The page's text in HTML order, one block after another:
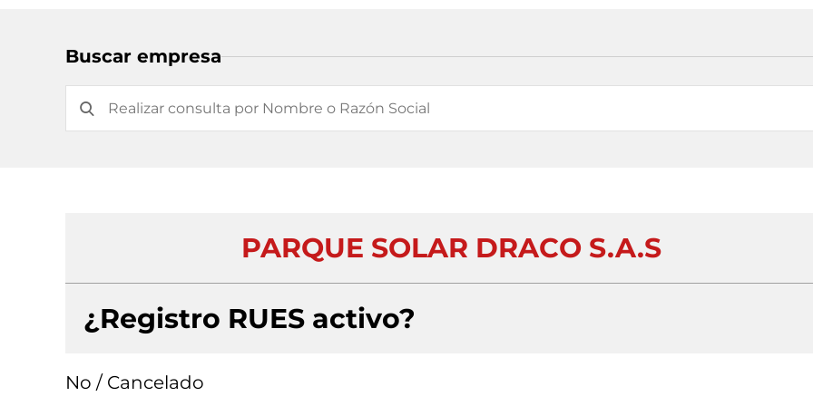
Buscar empresa
PARQUE SOLAR DRACO S.A.S
¿Registro RUES activo?
No / Cancelado